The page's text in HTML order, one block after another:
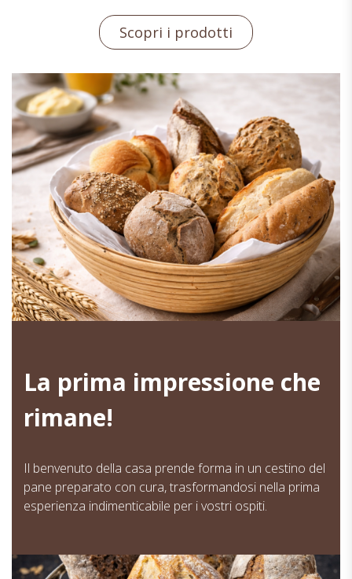
Scopri i prodotti
La prima impressione che
rimane!
Il benvenuto della casa prende forma in un cestino del
pane preparato con cura, trasformandosi nella prima
esperienza indimenticabile per i vostri ospiti.